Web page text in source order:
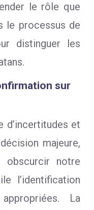
le rôle que
le processus de
distinguer les
sur
d’incertitudes et
majeure,
obscurcir notre
l’identification
La